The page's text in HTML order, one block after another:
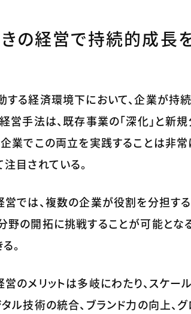
の経営で持続的成長
する経済環境下において、企業が持
営手法は、既存事業の「深化」と新
企業でこの両立を実践することは非
目されている。
営では、複数の企業が役割を分担す
野の開拓に挑戦することが可能とな
。
のメリットは多岐にわたり、スケー
タル技術の統合、ブランド力の向上、